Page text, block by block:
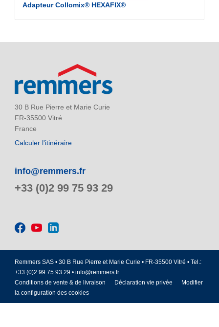
Adapteur Collomix® HEXAFIX®
30 B Rue Pierre et Marie Curie
FR-35500 Vitré
France
Calculer l'itinéraire
info@remmers.fr
+33 (0)2 99 75 93 29
Remmers SAS • 30 B Rue Pierre et Marie Curie • FR-35500 Vitré • Tel.:
+33 (0)2 99 75 93 29 • info@remmers.fr
Conditions de vente & de livraison
Déclaration vie privée
Modifier
la configuration des cookies